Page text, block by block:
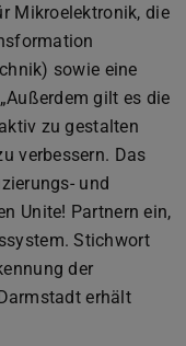
Mikroelektronik, die
sowie eine
gilt es die
zu gestalten
verbessern. Das
und
Unite! Partnern ein,
Stichwort
der
erhält